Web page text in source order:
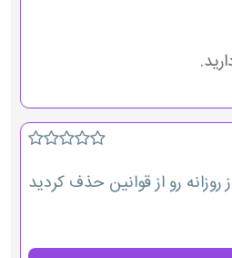
رو از قوانین حذف کردید